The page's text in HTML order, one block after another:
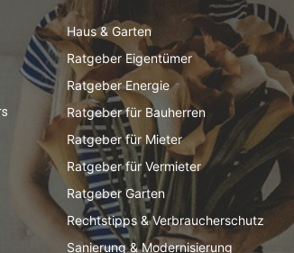
Haus & Garten
Ratgeber Eigentümer
Ratgeber Energie
Ratgeber für Bauherren
Ratgeber für Mieter
Ratgeber für Vermieter
Ratgeber Garten
Rechtstipps & Verbraucherschutz
Sanierung & Modernisierung